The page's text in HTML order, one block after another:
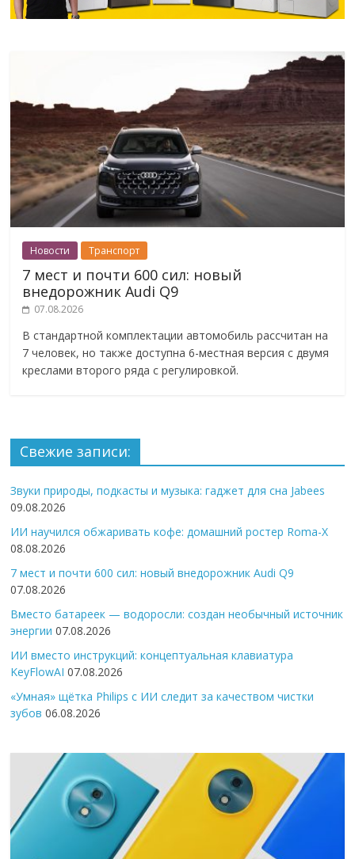
Новости Транспорт
7 мест и почти 600 сил: новый
внедорожник Audi Q9
07.08.2026
В стандартной комплектации автомобиль рассчитан на
7 человек, но также доступна 6-местная версия с двумя
креслами второго ряда с регулировкой.
Свежие записи:
Звуки природы, подкасты и музыка: гаджет для сна Jabees
09.08.2026
ИИ научился обжаривать кофе: домашний ростер Roma-X
08.08.2026
7 мест и почти 600 сил: новый внедорожник Audi Q9
07.08.2026
Вместо батареек — водоросли: создан необычный источник
энергии 07.08.2026
ИИ вместо инструкций: концептуальная клавиатура
KeyFlowAI 07.08.2026
«Умная» щётка Philips с ИИ следит за качеством чистки
зубов 06.08.2026